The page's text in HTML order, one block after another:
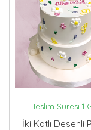
Teslim Süresi 1
İki Katlı Desenli